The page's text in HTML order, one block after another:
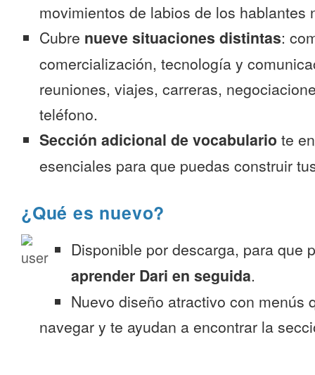
movimientos de labios de los hablantes
Cubre nueve situaciones distintas:
comercialización, tecnología y
reuniones, viajes, carreras,
teléfono.
Sección adicional de vocabulario te
esenciales para que puedas construir
¿Qué es nuevo?
Disponible por descarga, para que
aprender Dari en seguida.
Nuevo diseño atractivo con menús
navegar y te ayudan a encontrar la